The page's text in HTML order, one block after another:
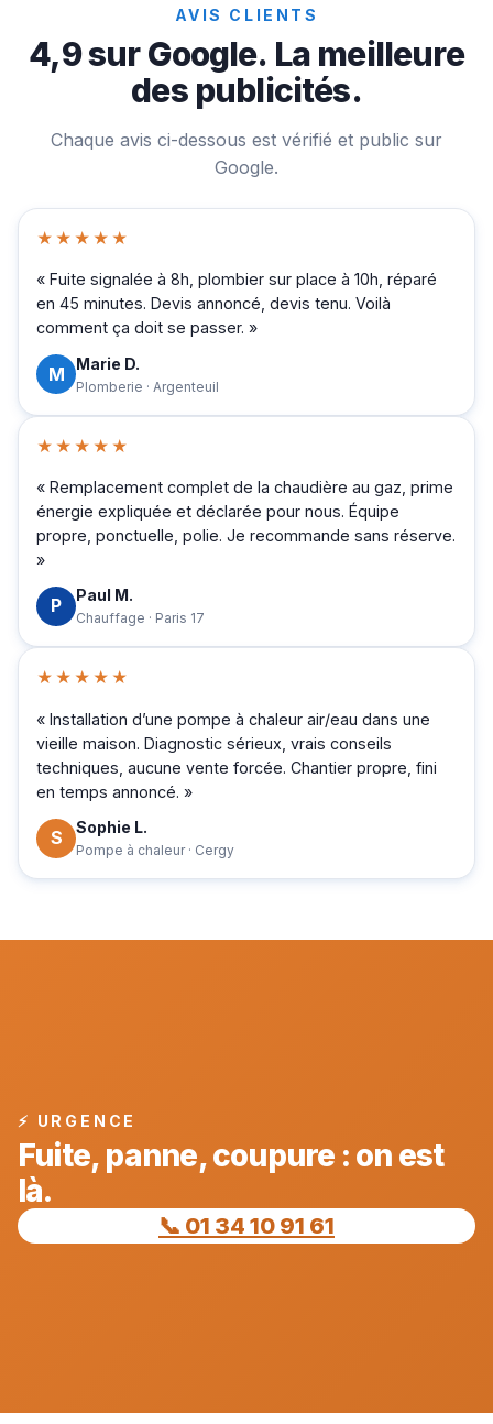
AVIS CLIENTS
4,9 sur Google. La meilleure
des publicités.
Chaque avis ci-dessous est vérifié et public sur
Google.
★★★★★
« Fuite signalée à 8h, plombier sur place à 10h, réparé
en 45 minutes. Devis annoncé, devis tenu. Voilà
comment ça doit se passer. »
M Marie D.
Plomberie · Argenteuil
★★★★★
« Remplacement complet de la chaudière au gaz, prime
énergie expliquée et déclarée pour nous. Équipe
propre, ponctuelle, polie. Je recommande sans réserve.
»
P Paul M.
Chauffage · Paris 17
★★★★★
« Installation d’une pompe à chaleur air/eau dans une
vieille maison. Diagnostic sérieux, vrais conseils
techniques, aucune vente forcée. Chantier propre, fini
en temps annoncé. »
S Sophie L.
Pompe à chaleur · Cergy
⚡ URGENCE
Fuite, panne, coupure : on est
là.
📞 01 34 10 91 61